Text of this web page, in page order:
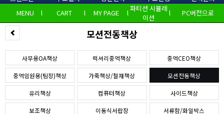
MENU
l CART l MY PAGE l파티션 시뮬레
이션
l PC버전으로
모션전동책상
사무용OA책상 럭셔리중역책상 중역CEO책상
중역임원용(팀장)책상 가죽책상/철재책상 모션전동책상
유리책상 컴퓨터책상 사이드책상
보조책상 이동식서랍장 서류함/화일박스